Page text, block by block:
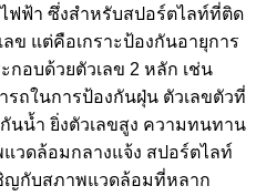
ฟฟ้า ซึ่งสำหรับสปอร์ตไลท์ที่ติด
ข แต่คือเกราะป้องกันอายุการ
กอบด้วยตัวเลข 2 หลัก เช่น
รถในการป้องกันฝุ่น ตัวเลขตัวที่
นน้ำ ยิ่งตัวเลขสูง ความทนทาน
วดล้อมกลางแจ้ง สปอร์ตไลท์
ญกับสภาพแวดล้อมที่หลาก